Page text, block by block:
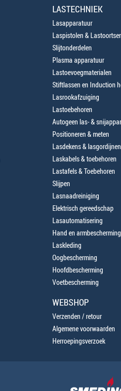
LASTECHNIEK
Lasapparatuur
Laspistolen &
Slijtonderdelen
Plasma apparatuur
Lastoevoegmaterialen
Stiftlassen en Induction
Lasrookafzuiging
Lastoebehoren
Autogeen las- &
Positioneren & meten
Lasdekens & lasgordijnen
Laskabels & toebehoren
Lastafels & Toebehoren
Slijpen
Lasnaadreiniging
Elektrisch gereedschap
Lasautomatisering
Hand en armbescherming
Laskleding
Oogbescherming
Hoofdbescherming
Voetbescherming
WEBSHOP
Verzenden / retour
Algemene voorwaarden
Herroepingsverzoek